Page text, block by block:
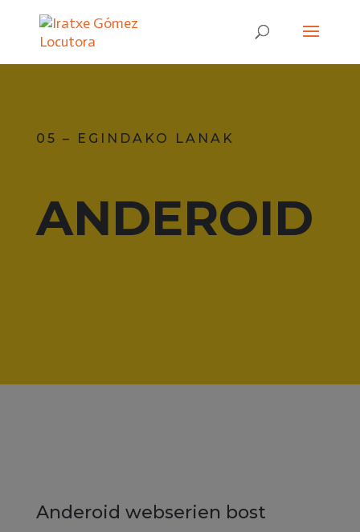
05 – EGINDAKO LANAK
ANDEROID
Anderoid webserien bost